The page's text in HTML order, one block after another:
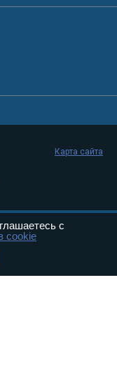
Карта сайта
с
cookie